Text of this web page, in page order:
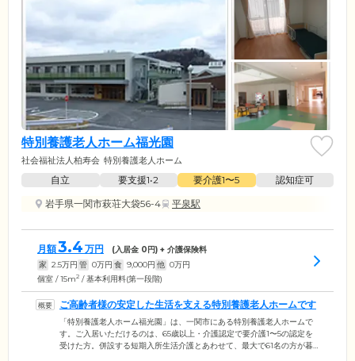
特別養護老人ホーム福光園
社会福祉法人柏寿会 特別養護老人ホーム
自立 要支援1•2 要介護1〜5
認知症可
岩手県一関市萩荘大袋56-4
平泉駅
月額3.4 万円 (入居金 0円) + 介護保険料
家 2.5万円 管 0万円 食 9,000円 他 0万円
個室 / 15m2 / 基本利用料(第一段階)
ご高齢者様の安定した生活を支える特別養護老人ホームです
「特別養護老人ホーム福光園」は、一関市にある特別養護老人ホームで
す。ご入居いただけるのは、65歳以上・介護認定で要介護1〜5の認定を
受けた方。併設する短期入所生活介護とあわせて、最大で61名の方が暮